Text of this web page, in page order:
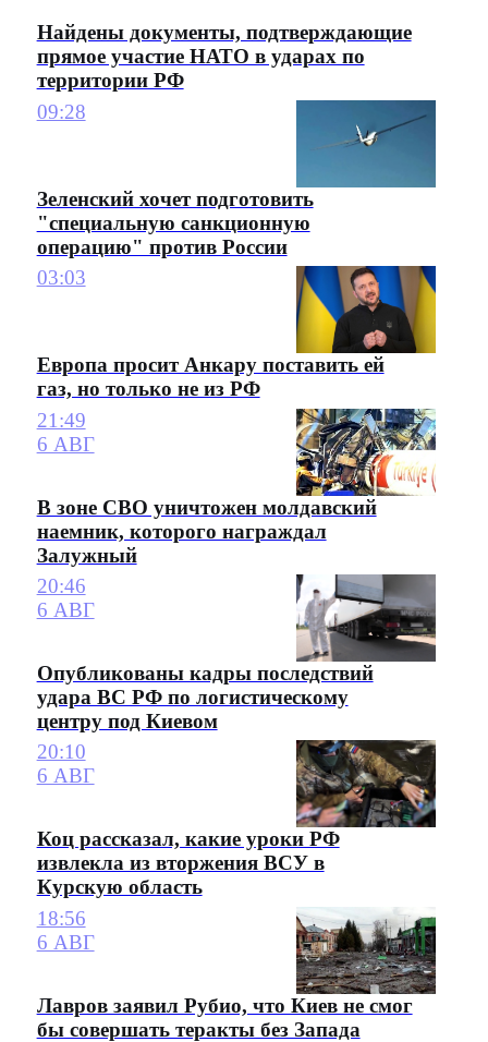
Найдены документы, подтверждающие
прямое участие НАТО в ударах по
территории РФ
09:28
Зеленский хочет подготовить
"специальную санкционную
операцию" против России
03:03
Европа просит Анкару поставить ей
газ, но только не из РФ
21:49
6 АВГ
В зоне СВО уничтожен молдавский
наемник, которого награждал
Залужный
20:46
6 АВГ
Опубликованы кадры последствий
удара ВС РФ по логистическому
центру под Киевом
20:10
6 АВГ
Коц рассказал, какие уроки РФ
извлекла из вторжения ВСУ в
Курскую область
18:56
6 АВГ
Лавров заявил Рубио, что Киев не смог
бы совершать теракты без Запада